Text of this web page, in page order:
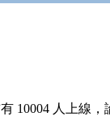
10004 人上線